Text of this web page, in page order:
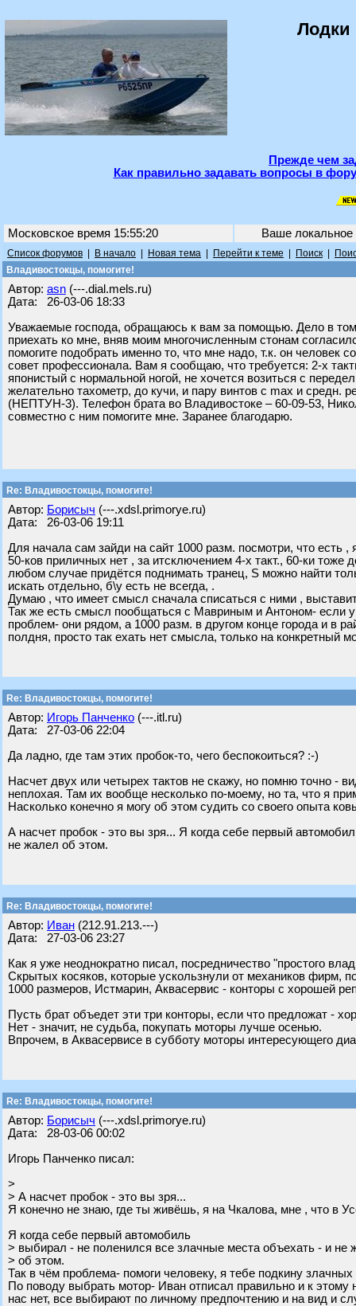
Лодки
Прежде чем
Как правильно задавать вопросы в
Московское время 15:55:20 Ваше
Список форумов В начало Новая тема Перейти к теме Поиск
Владивостокцы, помогите!
Автор: asn (---.dial.mels.ru)
Дата: 26-03-06 18:33
Уважаемые господа, обращаюсь к вам за помощью. Дело в
приехать ко мне, вняв моим многочисленным стонам
помогите подобрать именно то, что мне надо, т.к. он
совет профессионала. Вам я сообщаю, что требуется: 2-х
японистый с нормальной ногой, не хочется возиться с
желательно тахометр, до кучи, и пару винтов с max и
(НЕПТУН-3). Телефон брата во Владивостоке – 60-09-53,
совместно с ним помогите мне. Заранее благодарю.
Re: Владивостокцы, помогите!
Автор: Борисыч (---.xdsl.primorye.ru)
Дата: 26-03-06 19:11
Для начала сам зайди на сайт 1000 разм. посмотри, что есть
50-ков приличных нет , за итсключением 4-х такт., 60-ки тоже
любом случае придётся поднимать транец, S можно найти
искать отдельно, б\у есть не всегда, .
Думаю , что имеет смысл сначала списаться с ними ,
Так же есть смысл пообщаться с Мавриным и Антоном- если
проблем- они рядом, а 1000 разм. в другом конце города и в
полдня, просто так ехать нет смысла, только на конкретный
Re: Владивостокцы, помогите!
Автор: Игорь Панченко (---.itl.ru)
Дата: 27-03-06 22:04
Да ладно, где там этих пробок-то, чего беспокоиться? :-)
Насчет двух или четырех тактов не скажу, но помню точно -
неплохая. Там их вообще несколько по-моему, но та, что я
Насколько конечно я могу об этом судить со своего опыта
А насчет пробок - это вы зря... Я когда себе первый
не жалел об этом.
Re: Владивостокцы, помогите!
Автор: Иван (212.91.213.---)
Дата: 27-03-06 23:27
Как я уже неоднократно писал, посредничество "простого
Скрытых косяков, которые ускользнули от механиков фирм,
1000 размеров, Истмарин, Аквасервис - конторы с хорошей
Пусть брат объедет эти три конторы, если что предложат -
Нет - значит, не судьба, покупать моторы лучше осенью.
Впрочем, в Аквасервисе в субботу моторы интересующего
Re: Владивостокцы, помогите!
Автор: Борисыч (---.xdsl.primorye.ru)
Дата: 28-03-06 00:02
Игорь Панченко писал:
>
> А насчет пробок - это вы зря...
Я конечно не знаю, где ты живёшь, я на Чкалова, мне , что в
Я когда себе первый автомобиль
> выбирал - не поленился все злачные места объехать - и не
> об этом.
Так в чём проблема- помоги человеку, я тебе подкину
По поводу выбрать мотор- Иван отписал правильно и к
нас нет, все выбирают по личному предпочтению и на вид и